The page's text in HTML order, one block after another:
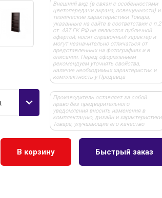
Внешний вид (в связи с особенностями
цветопередачи экрана, освещенности) и
технические характеристики Товара,
указанные на сайте в соответствии с п.2
ст. 437 ГК РФ не являются публичной
офертой, носят справочный характер и
могут незначительно отличаться от
представленных на фотографиях и в
описании. Перед оформлением
рекомендуем уточнять свойства,
наличие необходимых характеристик и
комплектность у Продавца
Производитель оставляет за собой
право без предварительного
уведомления вносить изменения в
комплектацию, дизайн и характеристики
Товара, улучшающие его качество
В корзину Быстрый заказ